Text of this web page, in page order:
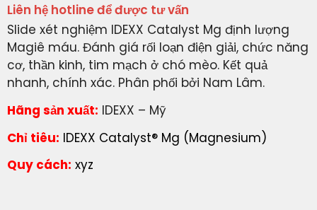
Liên hệ hotline để được tư vấn
Slide xét nghiệm IDEXX Catalyst Mg định lượng
Magiê máu. Đánh giá rối loạn điện giải, chức năng
cơ, thần kinh, tim mạch ở chó mèo. Kết quả
nhanh, chính xác. Phân phối bởi Nam Lâm.
Hãng sản xuất: IDEXX – Mỹ
Chỉ tiêu: IDEXX Catalyst® Mg (Magnesium)
Quy cách: xyz